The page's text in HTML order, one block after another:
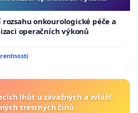
rozsahu onkourologické péče a
operačních výkonů
lhůt u závažných a zvlášť
trestných činů